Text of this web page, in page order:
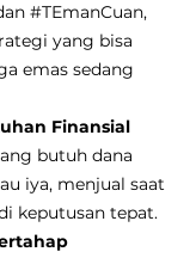
#TEmanCuan,
yang bisa
emas sedang
Finansial
butuh dana
iya, menjual saat
keputusan tepat.